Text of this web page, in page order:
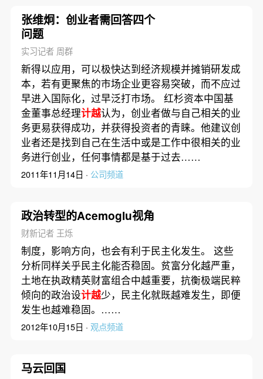
张维炯：创业者需回答四个
问题
实习记者 周群
新得以应用，可以极快达到经济规模并摊销研发成
本，若有更聚焦的市场企业更容易突破，而不应过
早进入国际化，过早泛打市场。 红杉资本中国基
金董事总经理计越认为，创业者做与自己相关的业
务更易获得成功，并获得投资者的青睐。他建议创
业者还是找到自己在生活中或是工作中很相关的业
务进行创业，任何事情都是基于过去……
2011年11月14日 · 公司频道
政治转型的Acemoglu视角
财新记者 王烁
制度，影响方向，也会有利于民主化发生。 这些
分析同样关乎民主化能否稳固。贫富分化越严重，
土地在执政精英财富组合中越重要，抗衡极端民粹
倾向的政治设计越少，民主化就既越难发生，即便
发生也越难稳固。……
2012年10月15日 · 观点频道
马云回国